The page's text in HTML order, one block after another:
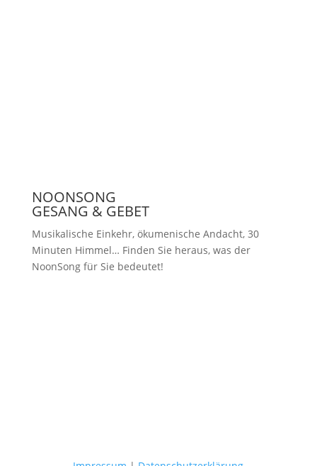
NOONSONG
GESANG & GEBET
Musikalische Einkehr, ökumenische Andacht, 30
Minuten Himmel… Finden Sie heraus, was der
NoonSong für Sie bedeutet!